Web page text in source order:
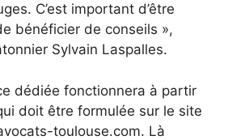
C’est important d’être
bénéficier de conseils »,
Sylvain Laspalles.
dédiée fonctionnera à partir
doit être formulée sur le site
toulouse.com. Là